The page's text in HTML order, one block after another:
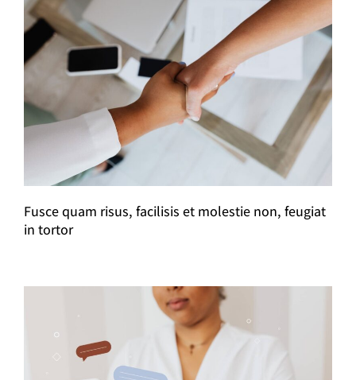
Fusce quam risus, facilisis et molestie non, feugiat
in tortor